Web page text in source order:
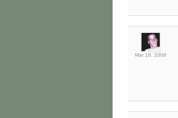
Mar 16, 2006